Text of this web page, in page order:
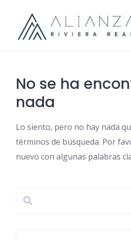
content
No se ha
nada
Lo siento, pero no hay nada
términos de búsqueda. Por
nuevo con algunas palabras